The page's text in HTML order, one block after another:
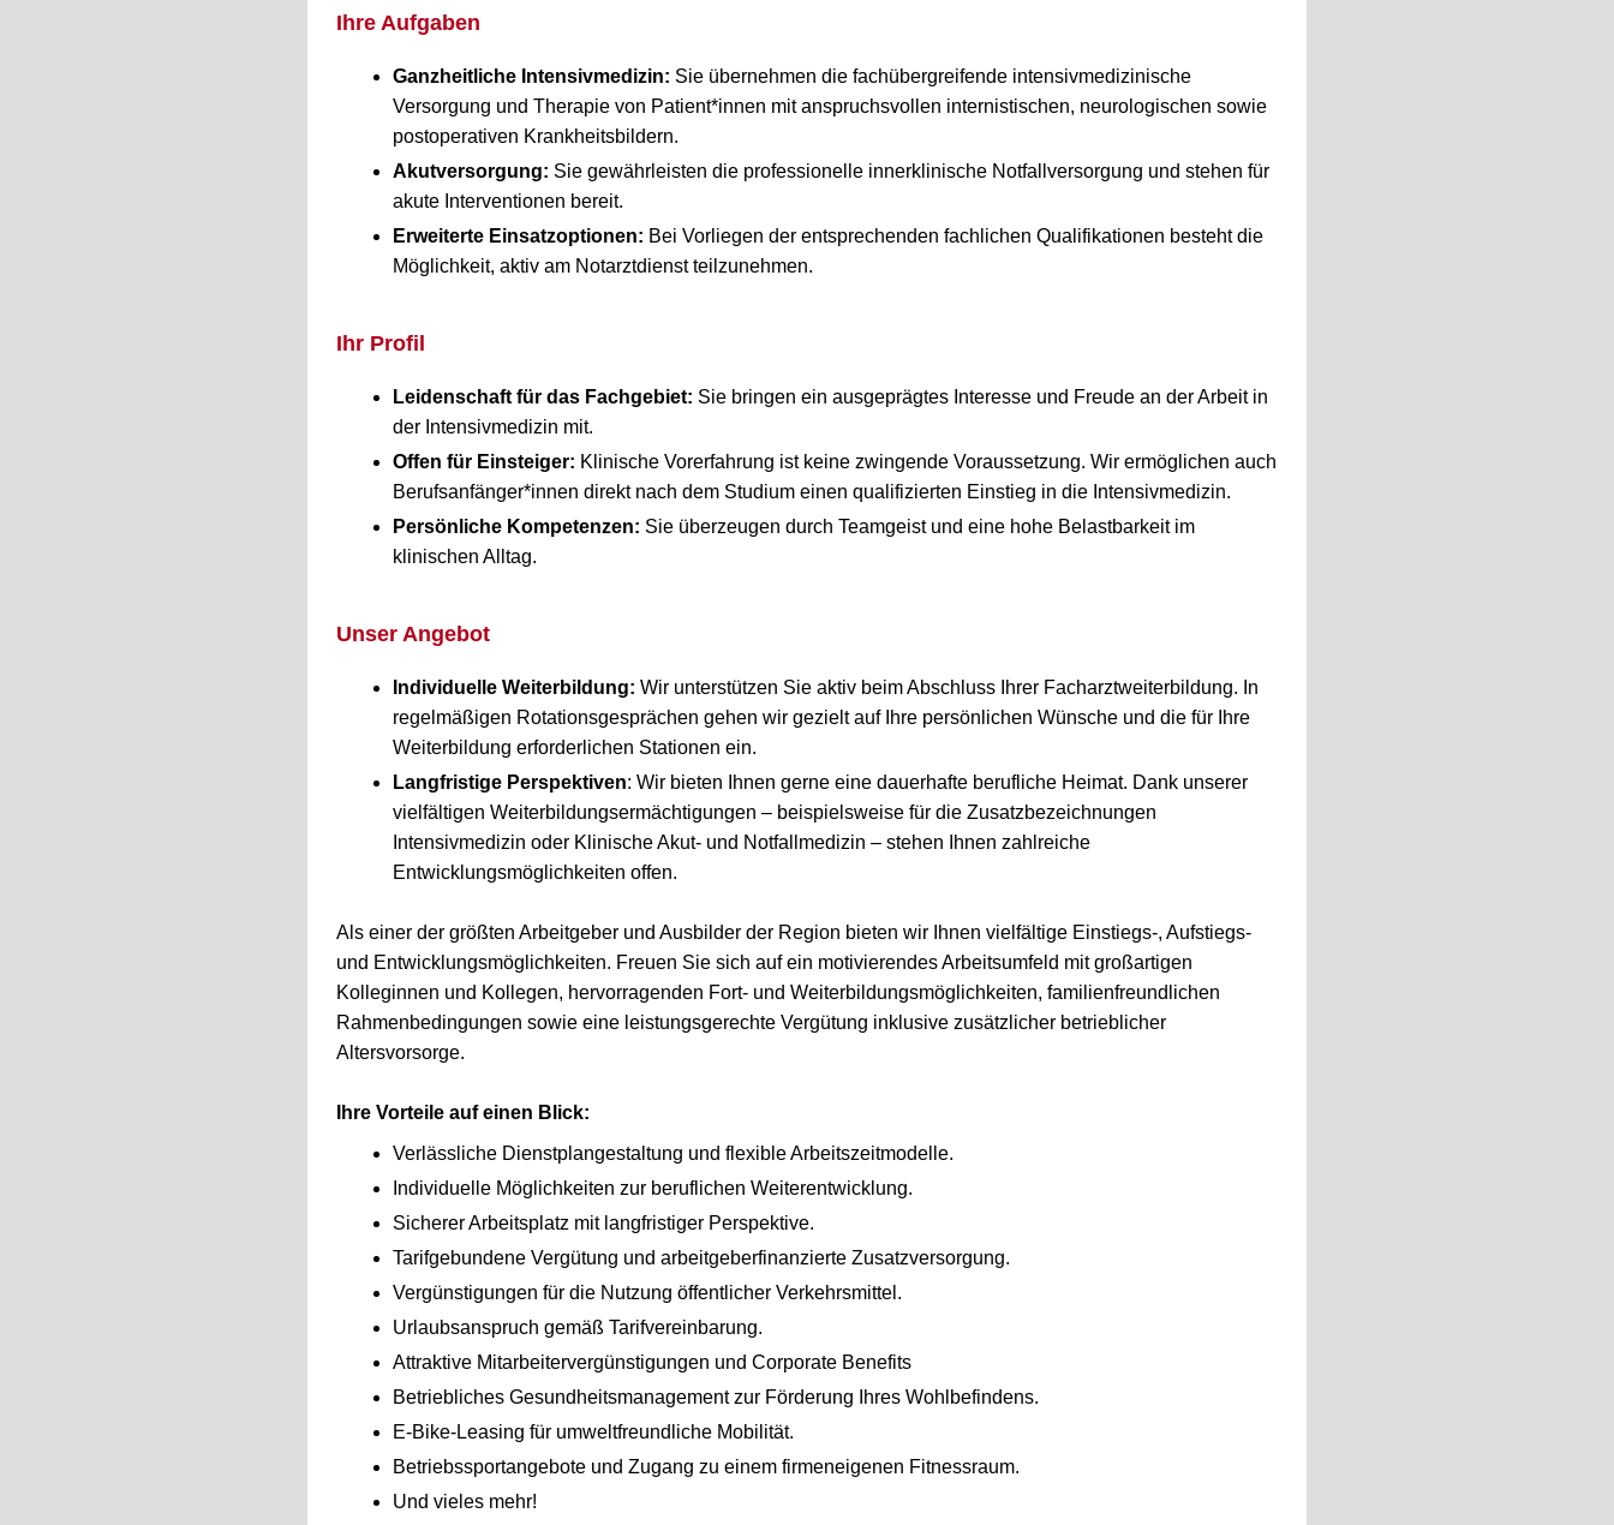
Ihre Aufgaben
Ganzheitliche Intensivmedizin: Sie übernehmen die fachübergreifende intensivmedizinische
Versorgung und Therapie von Patient*innen mit anspruchsvollen internistischen, neurologischen sowie
postoperativen Krankheitsbildern.
Akutversorgung: Sie gewährleisten die professionelle innerklinische Notfallversorgung und stehen für
akute Interventionen bereit.
Erweiterte Einsatzoptionen: Bei Vorliegen der entsprechenden fachlichen Qualifikationen besteht die
Möglichkeit, aktiv am Notarztdienst teilzunehmen.
Ihr Profil
Leidenschaft für das Fachgebiet: Sie bringen ein ausgeprägtes Interesse und Freude an der Arbeit in
der Intensivmedizin mit.
Offen für Einsteiger: Klinische Vorerfahrung ist keine zwingende Voraussetzung. Wir ermöglichen auch
Berufsanfänger*innen direkt nach dem Studium einen qualifizierten Einstieg in die Intensivmedizin.
Persönliche Kompetenzen: Sie überzeugen durch Teamgeist und eine hohe Belastbarkeit im
klinischen Alltag.
Unser Angebot
Individuelle Weiterbildung: Wir unterstützen Sie aktiv beim Abschluss Ihrer Facharztweiterbildung. In
regelmäßigen Rotationsgesprächen gehen wir gezielt auf Ihre persönlichen Wünsche und die für Ihre
Weiterbildung erforderlichen Stationen ein.
Langfristige Perspektiven: Wir bieten Ihnen gerne eine dauerhafte berufliche Heimat. Dank unserer
vielfältigen Weiterbildungsermächtigungen – beispielsweise für die Zusatzbezeichnungen
Intensivmedizin oder Klinische Akut- und Notfallmedizin – stehen Ihnen zahlreiche
Entwicklungsmöglichkeiten offen.
Als einer der größten Arbeitgeber und Ausbilder der Region bieten wir Ihnen vielfältige Einstiegs-, Aufstiegs-
und Entwicklungsmöglichkeiten. Freuen Sie sich auf ein motivierendes Arbeitsumfeld mit großartigen
Kolleginnen und Kollegen, hervorragenden Fort- und Weiterbildungsmöglichkeiten, familienfreundlichen
Rahmenbedingungen sowie eine leistungsgerechte Vergütung inklusive zusätzlicher betrieblicher
Altersvorsorge.
Ihre Vorteile auf einen Blick:
Verlässliche Dienstplangestaltung und flexible Arbeitszeitmodelle.
Individuelle Möglichkeiten zur beruflichen Weiterentwicklung.
Sicherer Arbeitsplatz mit langfristiger Perspektive.
Tarifgebundene Vergütung und arbeitgeberfinanzierte Zusatzversorgung.
Vergünstigungen für die Nutzung öffentlicher Verkehrsmittel.
Urlaubsanspruch gemäß Tarifvereinbarung.
Attraktive Mitarbeitervergünstigungen und Corporate Benefits
Betriebliches Gesundheitsmanagement zur Förderung Ihres Wohlbefindens.
E-Bike-Leasing für umweltfreundliche Mobilität.
Betriebssportangebote und Zugang zu einem firmeneigenen Fitnessraum.
Und vieles mehr!